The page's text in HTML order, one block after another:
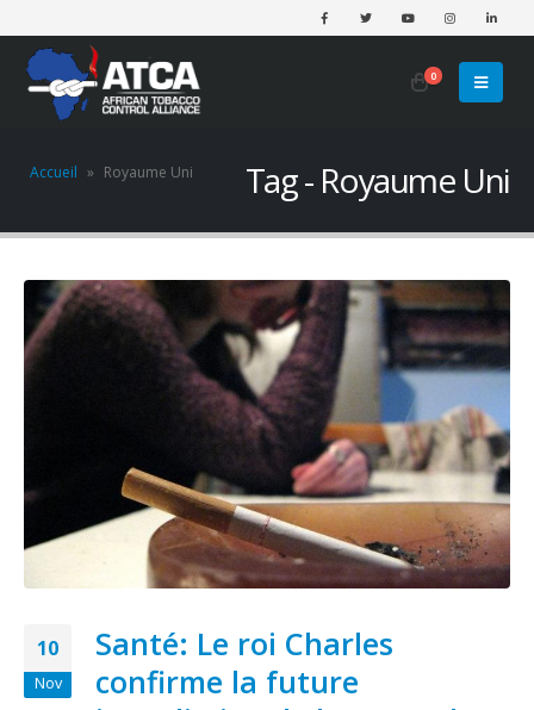
0
Tag - Royaume Uni
Accueil » Royaume Uni
10
Nov
Santé: Le roi Charles
confirme la future